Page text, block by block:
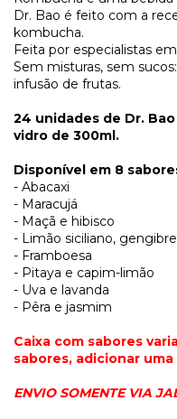
Dr. Bao é feito com a
kombucha.
Feita por especialistas
Sem misturas, sem
infusão de frutas.
24 unidades de Dr.
vidro de 300ml.
Disponível em 8
- Abacaxi
- Maracujá
- Maçã e hibisco
- Limão siciliano,
- Framboesa
- Pitaya e capim-limão
- Uva e lavanda
- Pêra e jasmim
Caixa com sabores
sabores, adicionar
ENVIO SOMENTE VIA